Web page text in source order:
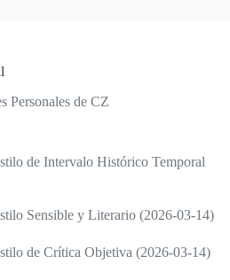
Personales de CZ
de Intervalo Histórico Temporal
Sensible y Literario (2026-03-14)
de Crítica Objetiva (2026-03-14)